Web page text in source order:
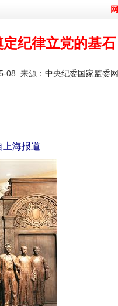
纪律立党的基石
08 来源： 中央纪委国家监委
上海报道